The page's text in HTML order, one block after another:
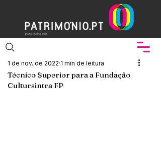
Técnico Superior para a Fundação
Cultursintra FP
1 de nov. de 2022 1 min de leitura